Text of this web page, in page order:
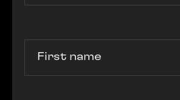
First name